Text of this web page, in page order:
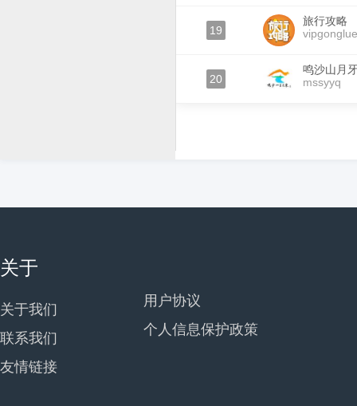
19
旅行攻略
vipgonglue
20
鸣沙山月
mssyyq
关于
关于我们
联系我们
友情链接
用户协议
个人信息保护政策